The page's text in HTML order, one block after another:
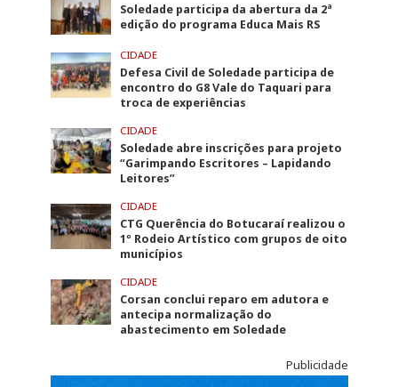
Soledade participa da abertura da 2ª
edição do programa Educa Mais RS
CIDADE
Defesa Civil de Soledade participa de
encontro do G8 Vale do Taquari para
troca de experiências
CIDADE
Soledade abre inscrições para projeto
“Garimpando Escritores – Lapidando
Leitores”
CIDADE
CTG Querência do Botucaraí realizou o
1º Rodeio Artístico com grupos de oito
municípios
CIDADE
Corsan conclui reparo em adutora e
antecipa normalização do
abastecimento em Soledade
Publicidade